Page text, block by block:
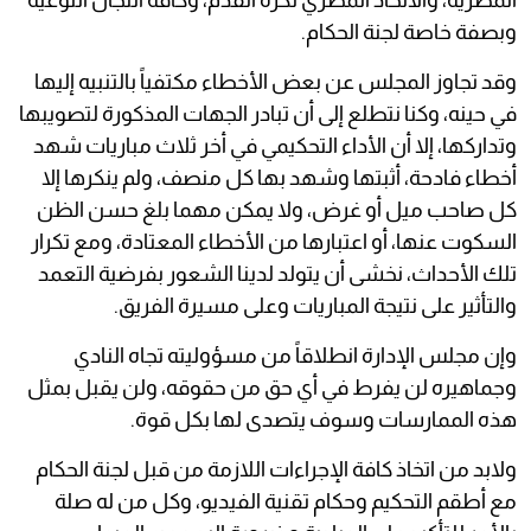
وبصفة خاصة لجنة الحكام.
وقد تجاوز المجلس عن بعض الأخطاء مكتفياً بالتنبيه إليها
في حينه، وكنا نتطلع إلى أن تبادر الجهات المذكورة لتصويبها
وتداركها، إلا أن الأداء التحكيمي في أخر ثلاث مباريات شهد
أخطاء فادحة، أثبتها وشهد بها كل منصف، ولم ينكرها إلا
كل صاحب ميل أو غرض، ولا يمكن مهما بلغ حسن الظن
السكوت عنها، أو اعتبارها من الأخطاء المعتادة، ومع تكرار
تلك الأحداث، نخشى أن يتولد لدينا الشعور بفرضية التعمد
والتأثير على نتيجة المباريات وعلى مسيرة الفريق.
وإن مجلس الإدارة انطلاقاً من مسؤوليته تجاه النادي
وجماهيره لن يفرط في أي حق من حقوقه، ولن يقبل بمثل
هذه الممارسات وسوف يتصدى لها بكل قوة.
ولابد من اتخاذ كافة الإجراءات اللازمة من قبل لجنة الحكام
مع أطقم التحكيم وحكام تقنية الفيديو، وكل من له صلة